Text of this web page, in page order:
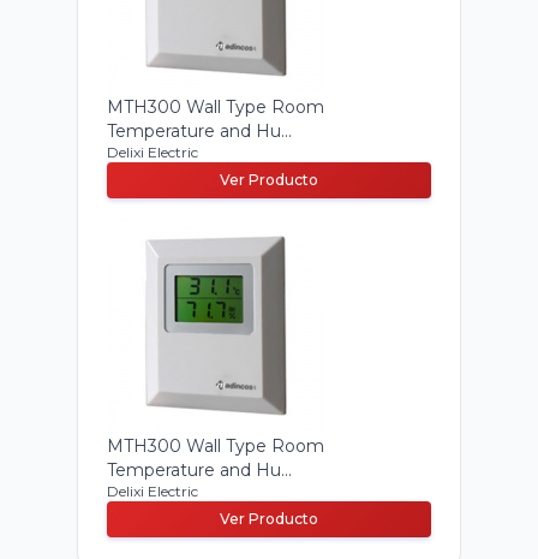
MTH300 Wall Type Room
Temperature and Hu...
Delixi Electric
Ver Producto
MTH300 Wall Type Room
Temperature and Hu...
Delixi Electric
Ver Producto